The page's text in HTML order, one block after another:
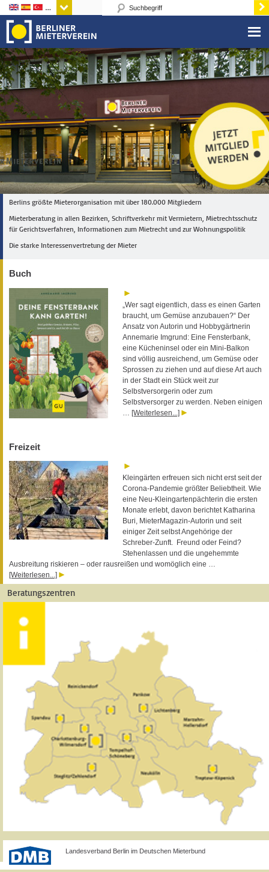
Sprachen
Berlins größte Mieterorganisation mit über 180.000 Mitgliedern
Mieterberatung in allen Bezirken, Schriftverkehr mit Vermietern, Mietrechtsschutz
für Gerichtsverfahren, Informationen zum Mietrecht und zur Wohnungspolitik
Die starke Interessenvertretung der Mieter
Buch
„Wer sagt eigentlich, dass es einen Garten
braucht, um Gemüse anzubauen?“ Der
Ansatz von Autorin und Hobbygärtnerin
Annemarie Imgrund: Eine Fensterbank,
eine Kücheninsel oder ein Mini-Balkon
sind völlig ausreichend, um Gemüse oder
Sprossen zu ziehen und auf diese Art auch
in der Stadt ein Stück weit zur
Selbstversorgerin oder zum
Selbstversorger zu werden. Neben einigen
[Weiterlesen...]
Freizeit
Kleingärten erfreuen sich nicht erst seit der
Corona-Pandemie größter Beliebtheit. Wie
eine Neu-Kleingartenpächterin die ersten
Monate erlebt, davon berichtet Katharina
Buri, MieterMagazin-Autorin und seit
einiger Zeit selbst Angehörige der
Schreber-Zunft. Freund oder Feind?
Stehenlassen und die ungehemmte
Ausbreitung riskieren – oder rausreißen und womöglich eine …
[Weiterlesen...]
Beratungszentren
Landesverband Berlin im Deutschen Mieterbund